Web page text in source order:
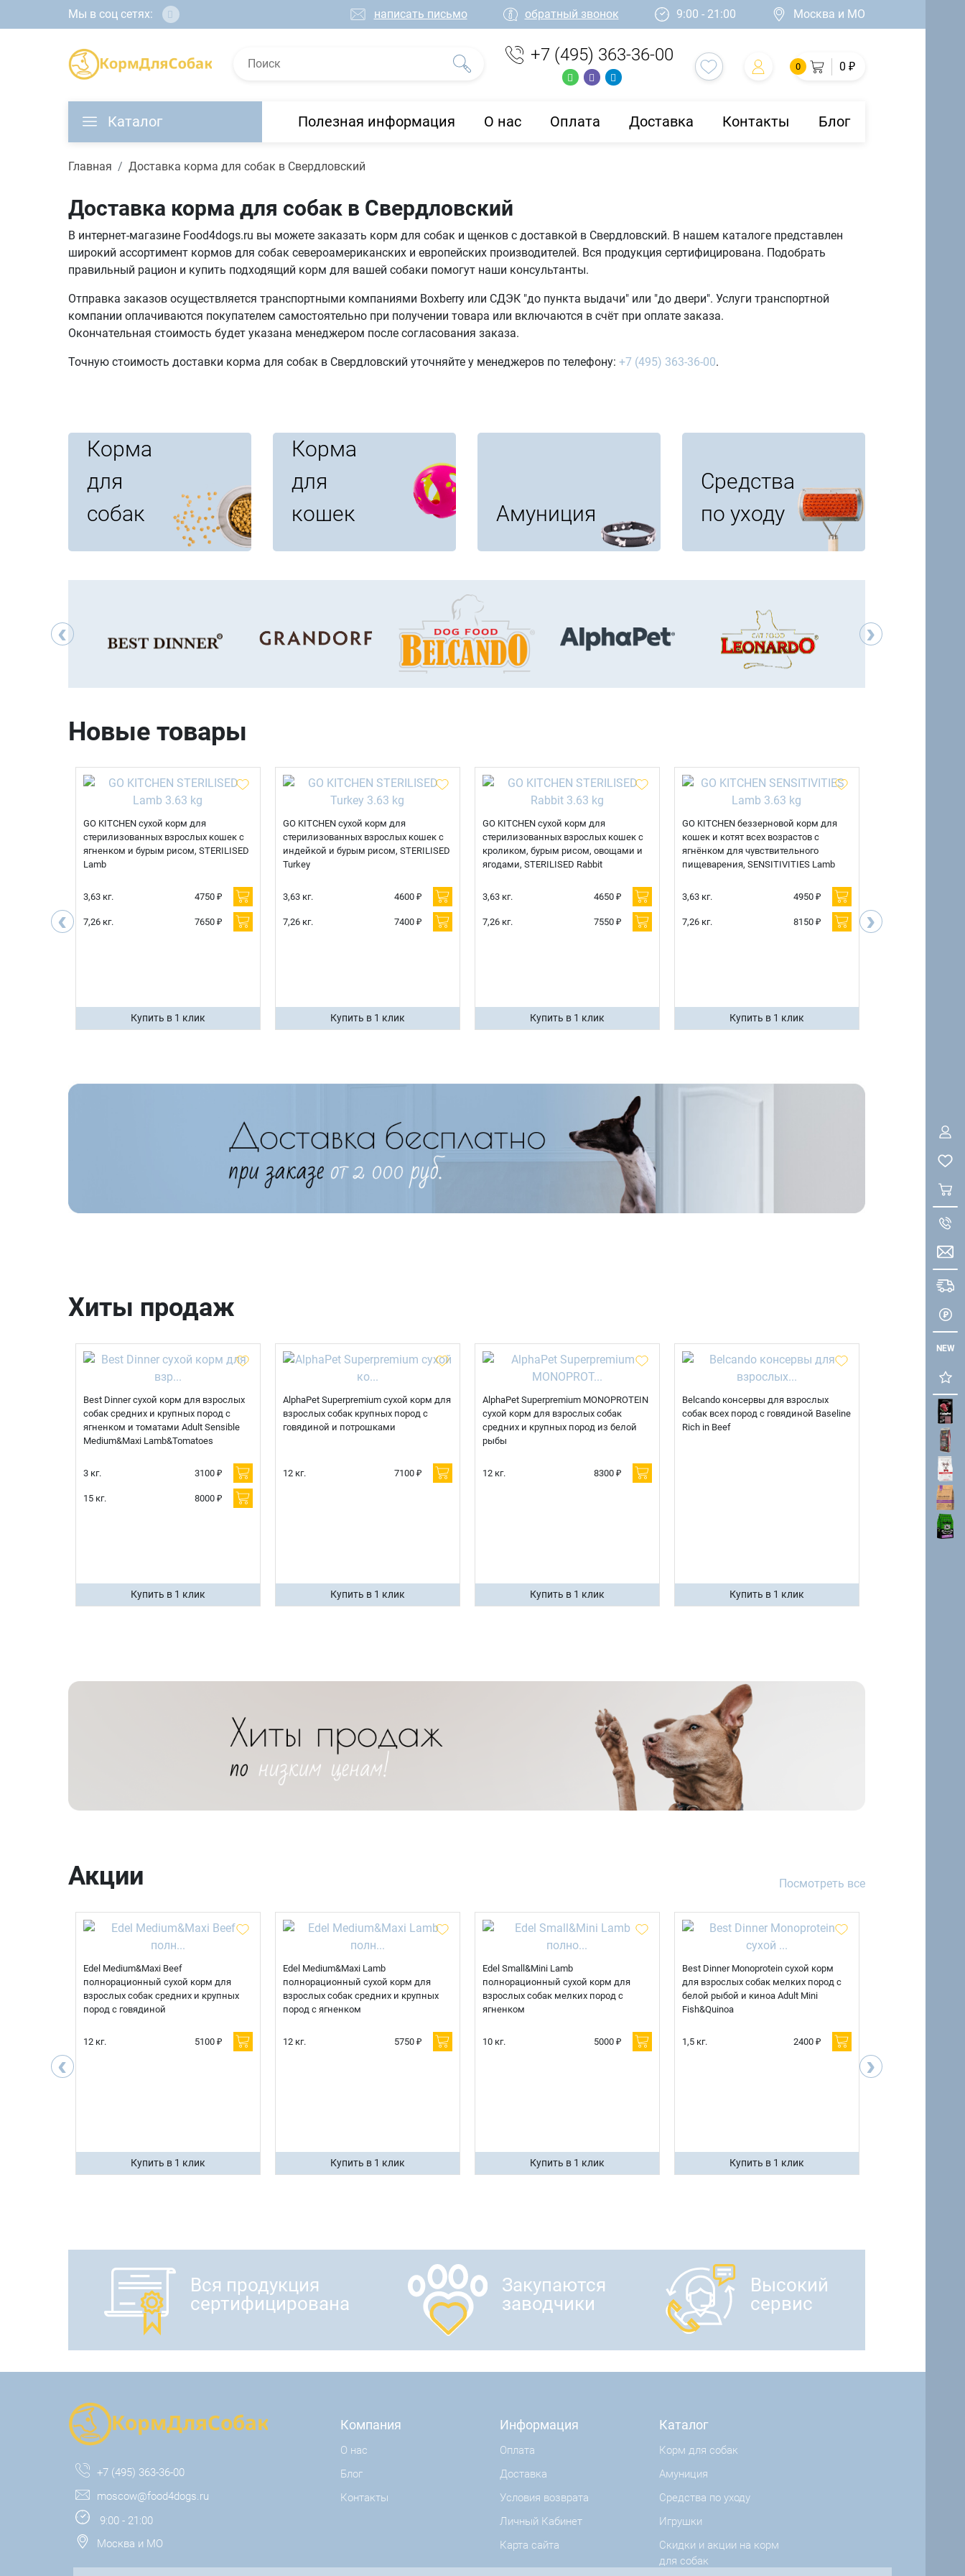
Мы в соц сетях: написать письмо обратный звонок 9:00 - 21:00 Москва и МО
+7 (495) 363-36-00
0 0 ₽
Каталог Полезная информация О нас Оплата Доставка Контакты Блог
NEW
Главная Доставка корма для собак в Свердловский
Доставка корма для собак в Свердловский
В интернет-магазине Food4dogs.ru вы можете заказать корм для собак и щенков с доставкой в Свердловский. В нашем каталоге представлен
широкий ассортимент кормов для собак североамериканских и европейских производителей. Вся продукция сертифицирована. Подобрать
правильный рацион и купить подходящий корм для вашей собаки помогут наши консультанты.
Отправка заказов осуществляется транспортными компаниями Boxberry или СДЭК "до пункта выдачи" или "до двери". Услуги транспортной
компании оплачиваются покупателем самостоятельно при получении товара или включаются в счёт при оплате заказа.
Окончательная стоимость будет указана менеджером после согласования заказа.
Точную стоимость доставки корма для собак в Свердловский уточняйте у менеджеров по телефону: +7 (495) 363-36-00.
Корма
для
собак
Корма
для
кошек
Амуниция
Средства
по уходу
‹ ›
Новые товары
‹
GO KITCHEN сухой корм для
стерилизованных взрослых кошек с
ягненком и бурым рисом, STERILISED
Lamb
3,63 кг. 4750 ₽
7,26 кг. 7650 ₽
Купить в 1 клик
GO KITCHEN сухой корм для
стерилизованных взрослых кошек с
индейкой и бурым рисом, STERILISED
Turkey
3,63 кг. 4600 ₽
7,26 кг. 7400 ₽
Купить в 1 клик
GO KITCHEN сухой корм для
стерилизованных взрослых кошек с
кроликом, бурым рисом, овощами и
ягодами, STERILISED Rabbit
3,63 кг. 4650 ₽
7,26 кг. 7550 ₽
Купить в 1 клик
GO KITCHEN беззерновой корм для
кошек и котят всех возрастов с
ягнёнком для чувствительного
пищеварения, SENSITIVITIES Lamb
3,63 кг. 4950 ₽
7,26 кг. 8150 ₽
Купить в 1 клик
7,26 кг.
›
Хиты продаж
Best Dinner сухой корм для взрослых
собак средних и крупных пород с
ягненком и томатами Adult Sensible
Medium&Maxi Lamb&Tomatoes
3 кг. 3100 ₽
15 кг. 8000 ₽
Купить в 1 клик
AlphaPet Superpremium сухой корм для
взрослых собак крупных пород с
говядиной и потрошками
12 кг. 7100 ₽
Купить в 1 клик
AlphaPet Superpremium MONOPROTEIN
сухой корм для взрослых собак
средних и крупных пород из белой
рыбы
12 кг. 8300 ₽
Купить в 1 клик
Belcando консервы для взрослых
собак всех пород с говядиной Baseline
Rich in Beef
Купить в 1 клик
Акции Посмотреть все
‹
Edel Medium&Maxi Beef
полнорационный сухой корм для
взрослых собак средних и крупных
пород с говядиной
12 кг. 5100 ₽
Купить в 1 клик
Edel Medium&Maxi Lamb
полнорационный сухой корм для
взрослых собак средних и крупных
пород с ягненком
12 кг. 5750 ₽
Купить в 1 клик
Edel Small&Mini Lamb
полнорационный сухой корм для
взрослых собак мелких пород с
ягненком
10 кг. 5000 ₽
Купить в 1 клик
Best Dinner Monoprotein сухой корм
для взрослых собак мелких пород с
белой рыбой и киноа Adult Mini
Fish&Quinoa
1,5 кг. 2400 ₽
Купить в 1 клик
7 кг.
›
Вся продукция
сертифицирована
Закупаются
заводчики
Высокий
сервис
+7 (495) 363-36-00
moscow@food4dogs.ru
9:00 - 21:00
Москва и МО
Компания
О нас
Блог
Контакты
Информация
Оплата
Доставка
Условия возврата
Личный Кабинет
Карта сайта
Каталог
Корм для собак
Амуниция
Средства по уходу
Игрушки
Скидки и акции на корм
для собак
Оформить заказ
E-mail